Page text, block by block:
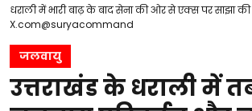
धराली में भारी बाढ़ के बाद सेना की ओर से एक्स पर साझा की
X.com@suryacommand
जलवायु
उत्तराखंड के धराली में